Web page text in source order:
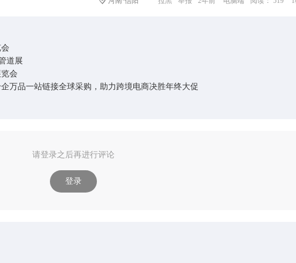
道展
会
品一站链接全球采购，助力跨境电商决胜年终大促
请登录之后再进行评论
登录